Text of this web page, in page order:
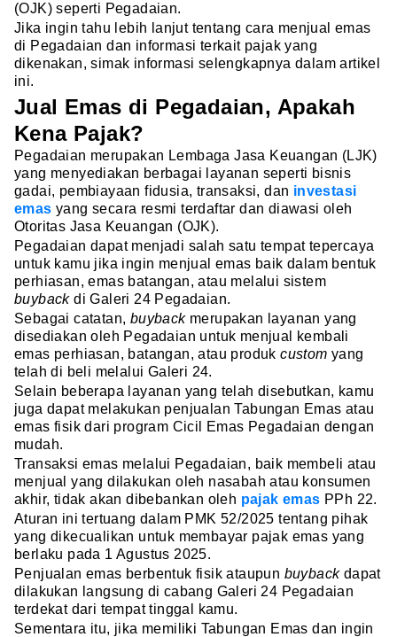
(OJK) seperti Pegadaian.
Jika ingin tahu lebih lanjut tentang cara menjual emas
di Pegadaian dan informasi terkait pajak yang
dikenakan, simak informasi selengkapnya dalam artikel
ini.
Jual Emas di Pegadaian, Apakah
Kena Pajak?
Pegadaian merupakan Lembaga Jasa Keuangan (LJK)
yang menyediakan berbagai layanan seperti bisnis
gadai, pembiayaan fidusia, transaksi, dan investasi
emas yang secara resmi terdaftar dan diawasi oleh
Otoritas Jasa Keuangan (OJK).
Pegadaian dapat menjadi salah satu tempat tepercaya
untuk kamu jika ingin menjual emas baik dalam bentuk
perhiasan, emas batangan, atau melalui sistem
buybackdi Galeri 24 Pegadaian.
Sebagai catatan, buybackmerupakan layanan yang
disediakan oleh Pegadaian untuk menjual kembali
emas perhiasan, batangan, atau produkcustom yang
telah di beli melalui Galeri 24.
Selain beberapa layanan yang telah disebutkan, kamu
juga dapat melakukan penjualan Tabungan Emas atau
emas fisik dari program Cicil Emas Pegadaian dengan
mudah.
Transaksi emas melalui Pegadaian, baik membeli atau
menjual yang dilakukan oleh nasabah atau konsumen
akhir, tidak akan dibebankan oleh pajak emas PPh 22.
Aturan ini tertuang dalam PMK 52/2025 tentang pihak
yang dikecualikan untuk membayar pajak emas yang
berlaku pada 1 Agustus 2025.
Penjualan emas berbentuk fisik ataupun buybackdapat
dilakukan langsung di cabang Galeri 24 Pegadaian
terdekat dari tempat tinggal kamu.
Sementara itu, jika memiliki Tabungan Emas dan ingin